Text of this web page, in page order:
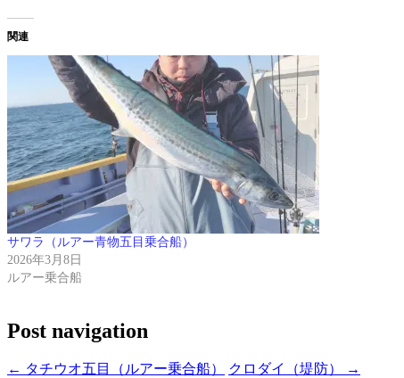
関連
サワラ（ルアー青物五目乗合船）
2026年3月8日
ルアー乗合船
Post navigation
← タチウオ五目（ルアー乗合船） クロダイ（堤防） →